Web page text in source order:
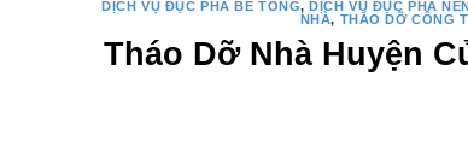
Tháo Dỡ Nhà Huyện